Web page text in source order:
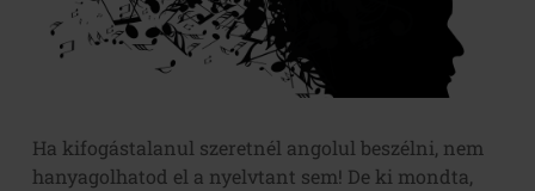
Ha kifogástalanul szeretnél angolul beszélni, nem
hanyagolhatod el a nyelvtant sem! De ki mondta,